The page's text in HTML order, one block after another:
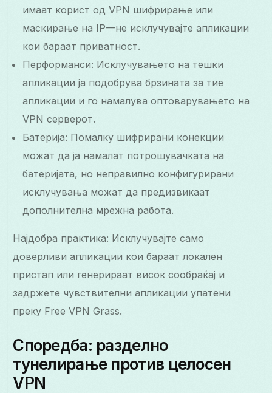
имаат корист од VPN шифрирање или
маскирање на IP—не исклучувајте апликации
кои бараат приватност.
Перформанси: Исклучувањето на тешки
апликации ја подобрува брзината за тие
апликации и го намалува оптоварувањето на
VPN серверот.
Батерија: Помалку шифрирани конекции
можат да ја намалат потрошувачката на
батеријата, но неправилно конфигурирани
исклучувања можат да предизвикаат
дополнителна мрежна работа.
Најдобра практика: Исклучувајте само
доверливи апликации кои бараат локален
пристап или генерираат висок сообраќај и
задржете чувствителни апликации упатени
преку Free VPN Grass.
Споредба: разделно
тунелирање против целосен
VPN